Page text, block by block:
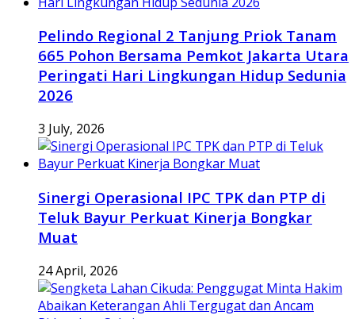
Pelindo Regional 2 Tanjung Priok Tanam
665 Pohon Bersama Pemkot Jakarta Utara
Peringati Hari Lingkungan Hidup Sedunia
2026
3 July, 2026
Sinergi Operasional IPC TPK dan PTP di
Teluk Bayur Perkuat Kinerja Bongkar
Muat
24 April, 2026